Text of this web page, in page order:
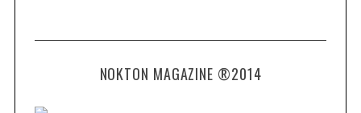
NOKTON MAGAZINE ®2014